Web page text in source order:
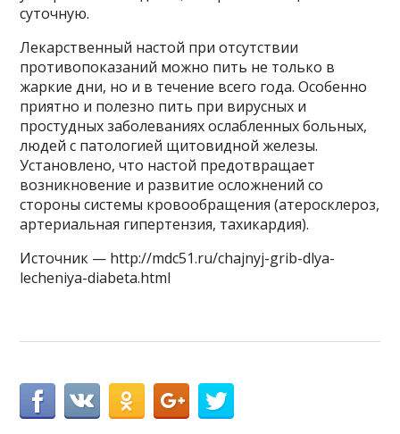
суточную.
Лекарственный настой при отсутствии
противопоказаний можно пить не только в
жаркие дни, но и в течение всего года. Особенно
приятно и полезно пить при вирусных и
простудных заболеваниях ослабленных больных,
людей с патологией щитовидной железы.
Установлено, что настой предотвращает
возникновение и развитие осложнений со
стороны системы кровообращения (атеросклероз,
артериальная гипертензия, тахикардия).
Источник — http://mdc51.ru/chajnyj-grib-dlya-
lecheniya-diabeta.html